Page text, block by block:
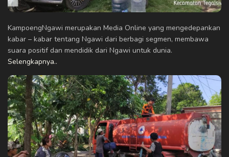
KampoengNgawi merupakan Media Online yang mengedepankan
kabar – kabar tentang Ngawi dari berbagi segmen, membawa
suara positif dan mendidik dari Ngawi untuk dunia.
Selengkapnya..